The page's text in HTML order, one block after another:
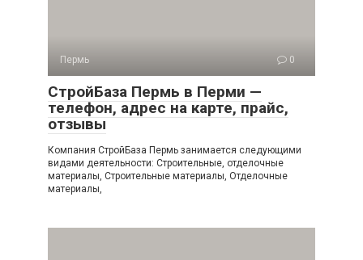
Пермь 0
СтройБаза Пермь в Перми —
телефон, адрес на карте, прайс,
отзывы
Компания СтройБаза Пермь занимается следующими
видами деятельности: Строительные, отделочные
материалы, Строительные материалы, Отделочные
материалы,